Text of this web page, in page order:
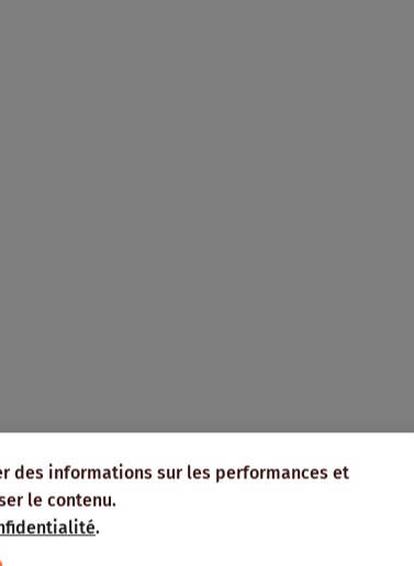
des informations sur les performances et
le contenu.
.
boîte